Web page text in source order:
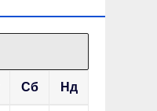
Сб Нд